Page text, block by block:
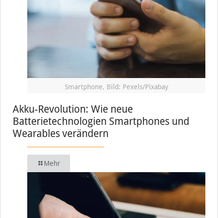
Smartphone, Bild: Pexels/Pixabay
Akku-Revolution: Wie neue
Batterietechnologien Smartphones und
Wearables verändern
Mehr